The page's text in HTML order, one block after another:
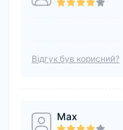
Відгук був корисний?
Max